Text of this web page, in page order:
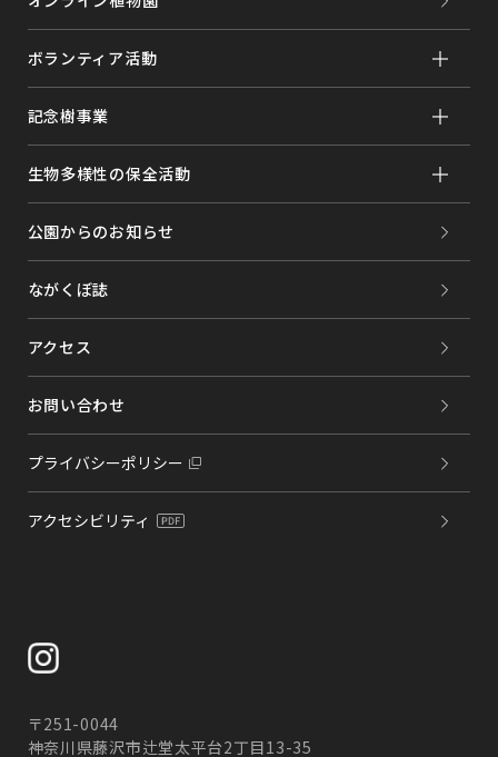
ボランティア活動
記念樹事業
生物多様性の保全活動
公園からのお知らせ
ながくぼ誌
アクセス
お問い合わせ
プライバシーポリシー
アクセシビリティ
〒251-0044
神奈川県藤沢市辻堂太平台2丁目13-35